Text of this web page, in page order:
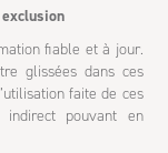
fiable et à jour.
glissées dans ces
faite de ces
pouvant en